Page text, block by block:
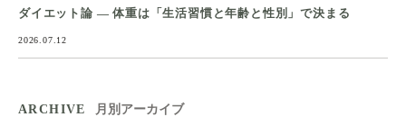
ダイエット論 ― 体重は「生活習慣と年齢と性別」で決まる
2026.07.12
ARCHIVE 月別アーカイブ